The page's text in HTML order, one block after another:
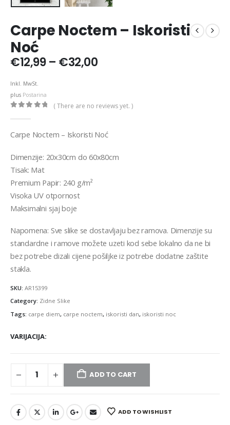
Carpe Noctem – Iskoristi
Noć
€12,99 – €32,00Price
€32,00
Inkl. MwSt.
plus Postarina
( There are no reviews yet. )
Carpe Noctem – Iskoristi Noć
Dimenzije: 20x30cm do 60x80cm
Tisak: Mat
Premium Papir: 240 g/m²
Visoka UV otpornost
Maksimalni sjaj boje
Napomena: Sve slike se dostavljaju bez ramova. Dimenzije su
standardne i ramove možete uzeti kod sebe lokalno da ne bi
bez potrebe dizali cijene pošiljke iz potrebe dodatne zaštite
stakla.
SKU: AR15399
Category: Zidne Slike
Tags: carpe diem, carpe noctem, iskoristi dan, iskoristi noc
VARIJACIJA
ADD TO CART
ADD TO WISHLIST